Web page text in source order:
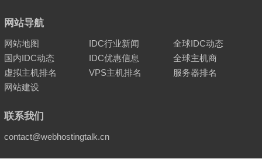
网站导航
网站地图 IDC行业新闻
全球IDC动态
国内IDC动态
IDC优惠信息
全球主机商
虚拟主机排名
VPS主机排名
服务器排名
网站建设
联系我们
contact@webhostingtalk.cn